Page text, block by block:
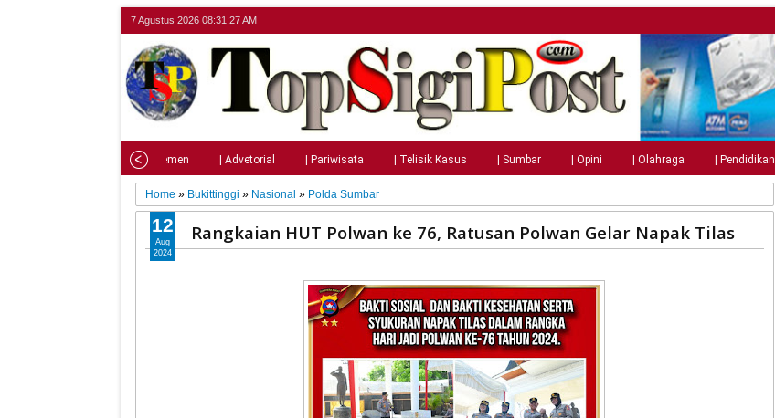
7 Agustus 2026 08:31:28 AM
| Parlemen | Advetorial | Pariwisata | Telisik Kasus | Sumbar | Opini | Olahraga | Pendidikan
Home » Bukittinggi » Nasional » Polda Sumbar
Rangkaian HUT Polwan ke 76, Ratusan Polwan Gelar Napak Tilas
12
Aug
2024